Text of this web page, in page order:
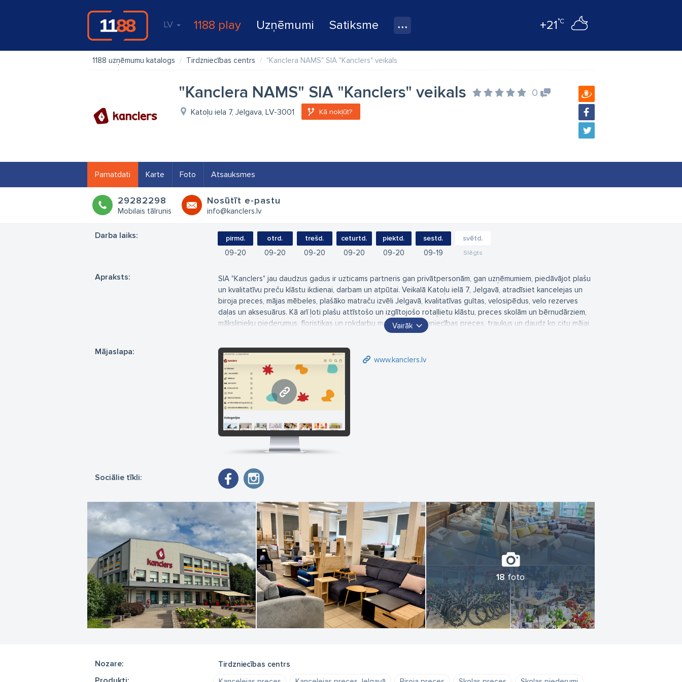
LV 1188 play Uzņēmumi Satiksme +21°C
1188 uzņēmumu katalogs Tirdzniecības centrs "Kanclera NAMS" SIA "Kanclers" veikals
"Kanclera NAMS" SIA "Kanclers" veikals 0
Katoļu iela 7, Jelgava, LV-3001 Kā nokļūt?
Pamatdati Karte Foto Atsauksmes
29282298
Mobilais tālrunis
Nosūtīt e-pastu
info@kanclers.lv
Darba laiks: pirmd.
09 20
otrd.
09 20
trešd.
09 20
ceturtd.
09 20
piektd.
09 20
sestd.
09 19
svētd.
Slēgts
Apraksts:
SIA "Kanclers" jau daudzus gadus ir uzticams partneris gan privātpersonām, gan uzņēmumiem, piedāvājot plašu
un kvalitatīvu preču klāstu ikdienai, darbam un atpūtai. Veikalā Katoļu ielā 7, Jelgavā, atradīsiet kancelejas un
biroja preces, mājas mēbeles, plašāko matraču izvēli Jelgavā, kvalitatīvas gultas, velosipēdus, velo rezerves
daļas un aksesuārus. Kā arī ļoti plašu attīstošo un izglītojošo rotaļlietu klāstu, preces skolām un bērnudārziem,
mākslinieku piederumus, floristikas un rokdarbu materiālus, saimniecības preces, traukus un daudz ko citu mājai,
darbam un radošām nodarbēm. Mūsu profesionālā komanda palīdzēs izvēlēties piemērotāko un sniegs
konsultāciju, lai atrastu tieši Jūsu vajadzībām piemērotāko risinājumu. Mūsu devīze – "Radoši ar Jums ikdienā un
svētkos!"
Gaidīsim Jūs veikalā Jelgavā, Katoļu ielā 7, kā arī interneta veikalā www.kanclers.lv.
Vairāk
Mājaslapa:
www.kanclers.lv
www.kanclers.lv
Sociālie tīkli:
18foto
Nozare: Tirdzniecības centrs